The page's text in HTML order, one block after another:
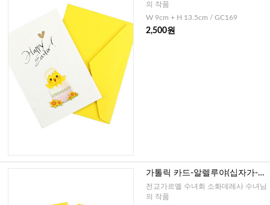
의 작품
W 9cm + H 13.5cm / GC169
2,500원
가톨릭 카드-알렐루야(십자가-캘
리그라피)
전교가르멜 수녀회 소화데레사 수녀님
의 작품